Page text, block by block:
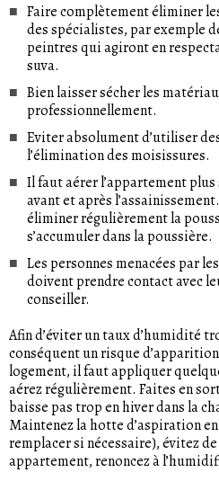
Faire complètement éliminer
des spécialistes, par exemple
peintres qui agiront en
suva.
Bien laisser sécher les
professionnellement.
Eviter absolument d’utiliser
l’élimination des moisissures.
Il faut aérer l’appartement
avant et après
éliminer régulièrement la
s’accumuler dans la poussière.
Les personnes menacées par
doivent prendre contact avec
conseiller.
Afin d’éviter un taux d’humidité
conséquent un risque
logement, il faut appliquer
aérez régulièrement. Faites en
baisse pas trop en hiver dans la
Maintenez la hotte d’aspiration
remplacer si nécessaire), évitez
appartement, renoncez à